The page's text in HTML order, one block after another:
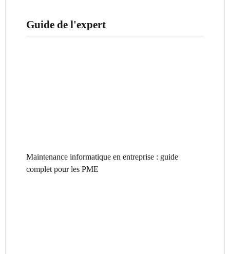
Guide de l'expert
Maintenance informatique en entreprise : guide
complet pour les PME